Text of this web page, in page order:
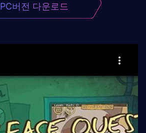
PC버전 다운로드